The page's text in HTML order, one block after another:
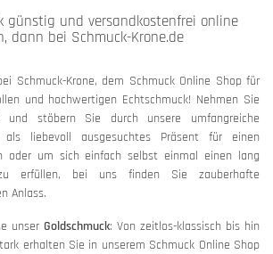
günstig und versandkostenfrei online
dann bei Schmuck-Krone.de
Schmuck-Krone, dem Schmuck Online Shop für
und hochwertigen Echtschmuck! Nehmen Sie
stöbern Sie durch unsere umfangreiche
als liebevoll ausgesuchtes Präsent für einen
oder um sich einfach selbst einmal einen lang
erfüllen, bei uns finden Sie zauberhafte
Anlass.
unser Goldschmuck: Von zeitlos-klassisch bis hin
erhalten Sie in unserem Schmuck Online Shop